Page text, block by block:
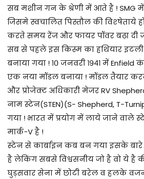
सब मशीन गन के श्रेणी में आते है ! SMG
जिसमे स्वचालित पिस्तौल की विश्षेताये
करते समय रेंज और फायर पॉवर बढ़ा दी
सब से पहले इस किस्म का हथियार इटली
बनाया गया ! १० जनवरी १९४१ में Enfield
एक नया मॉडल बनाया ! मॉडल तैयार
और प्रोजेक्ट अधिकारी मेजर RV
नाम स्टेन(STEN)(S- Shepherd, T-
गया ! भारत में प्रयोग में लाये जाने वाले
मार्क-V है !
स्टेन से कार्बाइन कब बन गया इसके बारे
है लेकिंग सबसे विश्वसनीय जो है वो ये है
घुड़सवार सेना में छोटी बरेल व हलके